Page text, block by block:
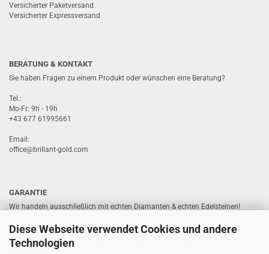
Diese Webseite verwendet Cookies und andere
Technologien
Versicherter Paketversand
Versicherter Expressversand
BERATUNG & KONTAKT
Sie haben Fragen zu einem Produkt oder wünschen eine Beratung?
Tel.:
Mo-Fr: 9h - 19h
+43 677 61995661
Email:
office@brillant-gold.com
GARANTIE
Wir handeln ausschließlich mit echten Diamanten & echten Edelsteinen!
Alle Diamanten & Edelsteine werden von uns geprüft.
Ebenso prüfen wir den Goldgehalt/Platingehalt der angebotenen
Schmuckstücke.